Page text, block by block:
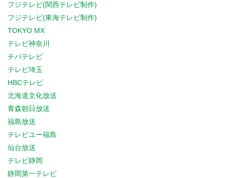
フジテレビ(関西テレビ制作)
フジテレビ(東海テレビ制作)
TOKYO MX
テレビ神奈川
チバテレビ
テレビ埼玉
HBCテレビ
北海道文化放送
青森朝日放送
福島放送
テレビユー福島
仙台放送
テレビ静岡
静岡第一テレビ